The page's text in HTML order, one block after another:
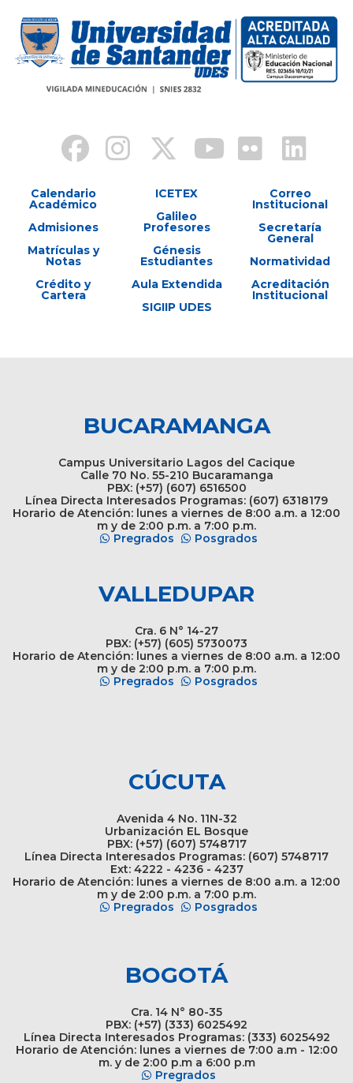
Calendario
Académico
Admisiones
Matrículas y
Notas
Crédito y
Cartera
ICETEX
Galileo
Profesores
Génesis
Estudiantes
Aula Extendida
SIGIIP UDES
Correo
Institucional
Secretaría
General
Normatividad
Acreditación
Institucional
BUCARAMANGA
Campus Universitario Lagos del Cacique
Calle 70 No. 55-210 Bucaramanga
PBX: (+57) (607) 6516500
Línea Directa Interesados Programas: (607) 6318179
Horario de Atención: lunes a viernes de 8:00 a.m. a 12:00
m y de 2:00 p.m. a 7:00 p.m.
Pregrados
Posgrados
VALLEDUPAR
Cra. 6 N° 14-27
PBX: (+57) (605) 5730073
Horario de Atención: lunes a viernes de 8:00 a.m. a 12:00
m y de 2:00 p.m. a 7:00 p.m.
Pregrados
Posgrados
CÚCUTA
Avenida 4 No. 11N-32
Urbanización EL Bosque
PBX: (+57) (607) 5748717
Línea Directa Interesados Programas: (607) 5748717
Ext: 4222 - 4236 - 4237
Horario de Atención: lunes a viernes de 8:00 a.m. a 12:00
m y de 2:00 p.m. a 7:00 p.m.
Pregrados
Posgrados
BOGOTÁ
Cra. 14 N° 80-35
PBX: (+57) (333) 6025492
Línea Directa Interesados Programas: (333) 6025492
Horario de Atención: lunes a viernes de 7:00 a.m - 12:00
m. y de 2:00 p.m a 6:00 p.m
Pregrados